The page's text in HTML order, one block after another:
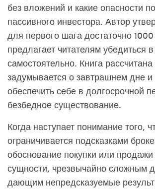
без вложений и какие опасности
пассивного инвестора. Автор
для первого шага достаточно
предлагает читателям убедиться
самостоятельно. Книга
задумывается о завтрашнем дне и
обеспечить себе в долгосрочной
безбедное существование.
Когда наступает понимание того,
ограничивается подсказками
обоснование покупки или
сущности, чрезвычайно сложным
дающим непредсказуемые